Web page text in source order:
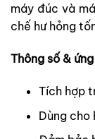
máy đúc và
chế hư hỏng
Thông số &
Tích hợp
Dùng cho